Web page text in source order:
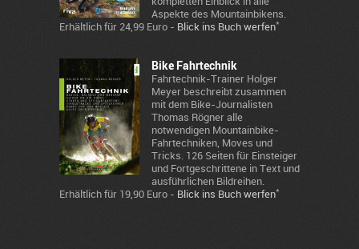
Aspekte des Mountainbikens.
Erhältlich für 24,99 Euro - Blick ins Buch werfen*
Bike Fahrtechnik
Fahrtechnik-Trainer Holger
Meyer beschreibt zusammen
mit dem Bike-Journalisten
Thomas Rögner alle
notwendigen Mountainbike-
Fahrtechniken, Moves und
Tricks. 126 Seiten für Einsteiger
und Fortgeschrittene in Text und
ausführlichen Bildreihen.
Erhältlich für 19,90 Euro - Blick ins Buch werfen*